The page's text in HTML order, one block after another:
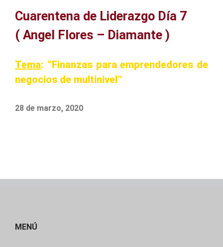
Cuarentena de Liderazgo Día 7
( Angel Flores – Diamante )
Tema: “Finanzas para emprendedores de
negocios de multinivel”
28 de marzo, 2020
MENÚ